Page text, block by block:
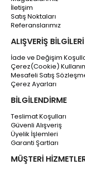
İletişim
Satış Noktaları
Referanslarımız
ALIŞVERİŞ BİLGİLERİ
İade ve Değişim
Çerez(Cookie)
Mesafeli Satış
Çerez Ayarları
BİLGİLENDİRME
Teslimat Koşulları
Güvenli Alışveriş
Üyelik İşlemleri
Garanti Şartları
MÜŞTERİ